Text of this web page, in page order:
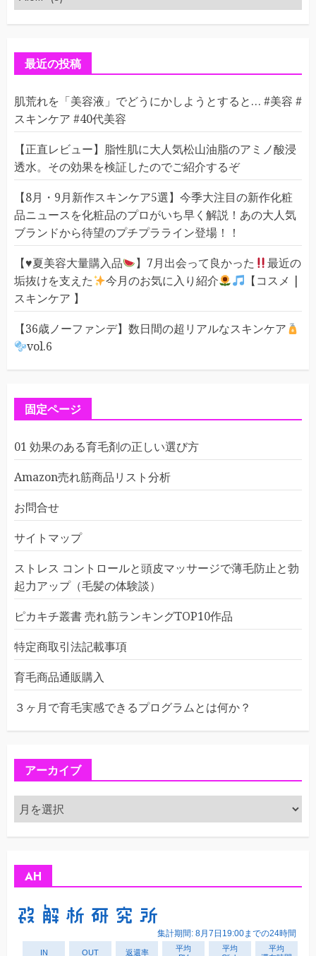
テ
ゴ
最近の投稿
肌荒れを「美容液」でどうにかしようとすると… #美容 #
スキンケア #40代美容
【正直レビュー】脂性肌に大人気松山油脂のアミノ酸浸
透水。その効果を検証したのでご紹介するぞ
【8月・9月新作スキンケア5選】今季大注目の新作化粧
品ニュースを化粧品のプロがいち早く解説！あの大人気
ブランドから待望のプチプラライン登場！！
【♥️夏美容大量購入品 】7月出会って良かった
最近の
垢抜けを支えた
今月のお気に入り紹介
【コスメ |
スキンケア 】
【36歳ノーファンデ】数日間の超リアルなスキンケア
vol.6
固定ページ
01 効果のある育毛剤の正しい選び方
Amazon売れ筋商品リスト分析
お問合せ
サイトマップ
ストレス コントロールと頭皮マッサージで薄毛防止と勃
起力アップ（毛髪の体験談）
ピカキチ叢書 売れ筋ランキングTOP10作品
特定商取引法記載事項
育毛商品通販購入
３ヶ月で育毛実感できるプログラムとは何か？
アーカイブ
ア
ー
カ
AH